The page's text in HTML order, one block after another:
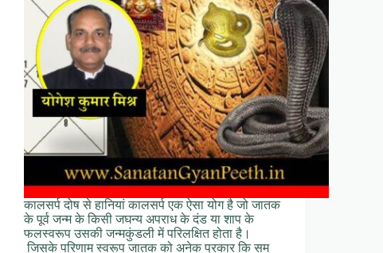
कालसर्प दोष से हानियां कालसर्प एक ऐसा योग है जो जातक
के पूर्व जन्म के किसी जघन्य अपराध के दंड या शाप के
फलस्वरूप उसकी जन्मकुंडली में परिलक्षित होता है।
जिसके परिणाम स्वरूप जातक को अनेक प्रकार कि सम